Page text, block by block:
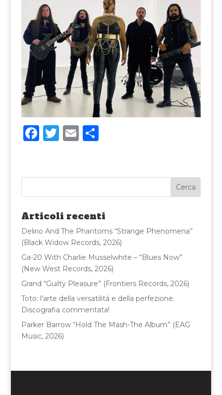
F
e
b
o
o
k
T
te
r
E
l
C
di
vi
di
Articoli recenti
Delirio And The Phantoms “Strange Phenomena”
(Black Widow Records, 2026)
Ga-20 With Charlie Musselwhite – “Blues Now”
(New West Records, 2026)
Grand “Guilty Pleasure” (Frontiers Records, 2026)
Toto: l’arte della versatilità e della perfezione.
Discografia commentata!
Parker Barrow “Hold The Mash-The Album” (EAG
Music, 2026)